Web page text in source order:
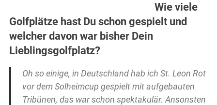
Wie viele
Golfplätze hast Du schon gespielt und
welcher davon war bisher Dein
Lieblingsgolfplatz?
Oh so einige, in Deutschland hab ich St. Leon Rot
vor dem Solheimcup gespielt mit aufgebauten
Tribünen, das war schon spektakulär. Ansonsten